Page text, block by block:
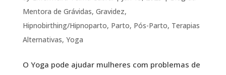
Mentora de Grávidas, Gravidez,
Hipnobirthing/Hipnoparto, Parto, Pós-Parto, Terapias
Alternativas, Yoga
O Yoga pode ajudar mulheres com problemas de